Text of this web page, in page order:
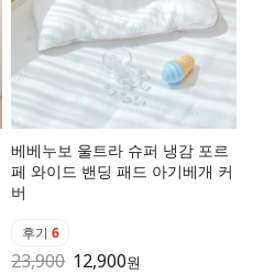
베베누보 울트라 슈퍼 냉감 포르
페 와이드 밴딩 패드 아기베개 커
버
후기 6
23,900 12,900원